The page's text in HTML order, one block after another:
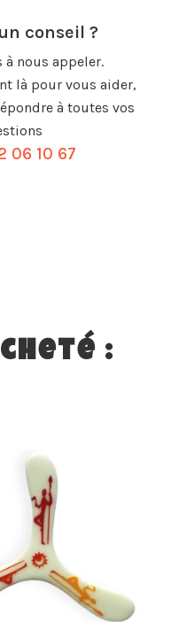
conseil ?
à nous appeler.
là pour vous aider,
à toutes vos
06 10 67
: